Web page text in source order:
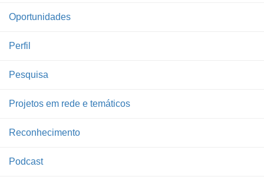
Oportunidades
Perfil
Pesquisa
Projetos em rede e temáticos
Reconhecimento
Podcast